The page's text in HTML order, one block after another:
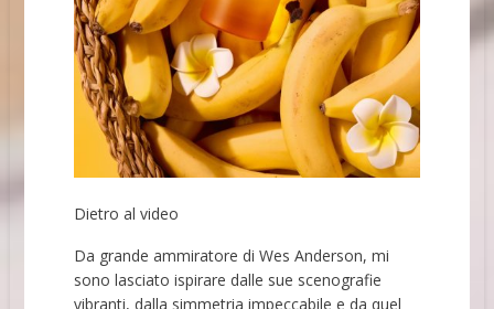
Dietro al video
Da grande ammiratore di Wes Anderson, mi
sono lasciato ispirare dalle sue scenografie
vibranti, dalla simmetria impeccabile e da quel